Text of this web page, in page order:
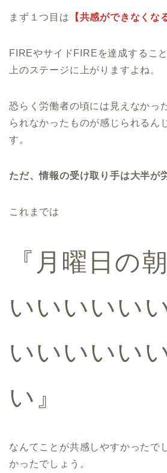
まず１つ目は 【共感ができなくな
FIREやサイドFIREを達成するこ
上のステージに上がりますよね。
恐らく労働者の頃には見えなかっ
られなかったものが感じられるん
す。
ただ、情報の受け取り手は大半が
これまでは
『月曜日の
いいいいい
いいいいい
い』
なんてことが共感しやすかったで
かったでしょう。